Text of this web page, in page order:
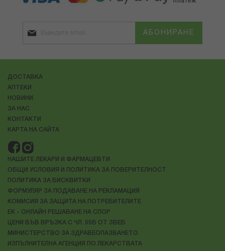
АБОНИРАНЕ
ДОСТАВКА
АПТЕКИ
НОВИНИ
ЗА НАС
КОНТАКТИ
КАРТА НА САЙТА
НАШИТЕ ЛЕКАРИ И ФАРМАЦЕВТИ
ОБЩИ УСЛОВИЯ И ПОЛИТИКА ЗА ПОВЕРИТЕЛНОСТ
ПОЛИТИКА ЗА БИСКВИТКИ
ФОРМУЛЯР ЗА ПОДАВАНЕ НА РЕКЛАМАЦИЯ
КОМИСИЯ ЗА ЗАЩИТА НА ПОТРЕБИТЕЛИТЕ
ЕК - ОНЛАЙН РЕШАВАНЕ НА СПОР
ЦЕНИ ВЪВ ВРЪЗКА С ЧЛ. 55Б ОТ ЗВЕБ
МИНИСТЕРСТВО ЗА ЗДРАВЕОПАЗВАНЕТО
ИЗПЪЛНИТЕЛНА АГЕНЦИЯ ПО ЛЕКАРСТВАТА